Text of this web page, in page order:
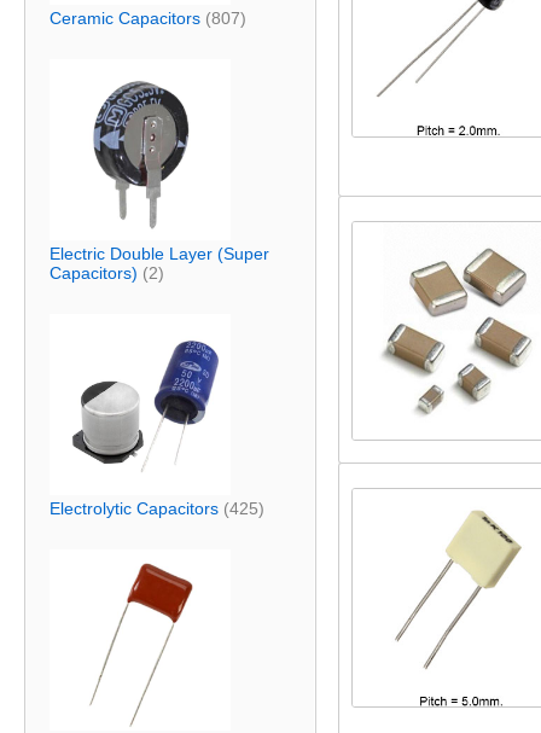
Ceramic Capacitors (807)
Electric Double Layer (Super
Capacitors) (2)
Electrolytic Capacitors (425)